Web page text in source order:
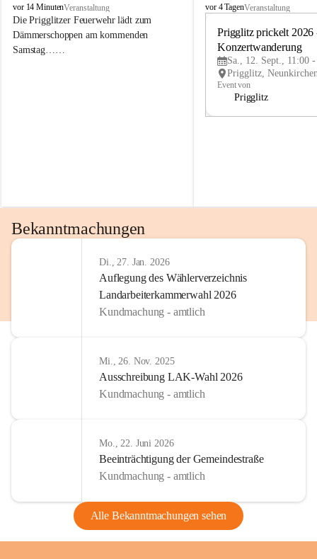
P
r
i
g
vor 14 MinutenVeranstaltung
Die Prigglitzer Feuerwehr lädt zum
Dämmerschoppen am kommenden
Samstag……
P
vor 4 TagenVeranstaltung
Prigglitz prickelt 2026
Konzertwanderung
Sa., 12. Sept., 11:00
Event von
Prigglitz
Bekanntmachungen
Di., 27. Jan. 2026
Auflegung des Wählerverzeichnis
Landarbeiterkammerwahl 2026
Kundmachung - amtlich
Mi., 26. Nov. 2025
Ausschreibung LAK-Wahl 2026
Kundmachung - amtlich
Mo., 22. Juni 2026
Beeinträchtigung der Gemeindestraße
Kundmachung - amtlich
Alle Bekanntmachungen sehen